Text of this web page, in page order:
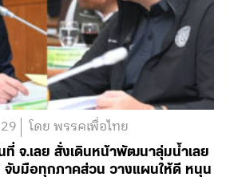
โดย พรรคเพื่อไทย
ที่ จ.เลย สั่งเดินหน้าพัฒนาลุ่มน้ำเลย
บมือทุกภาคส่วน วางแผนให้ดี หนุน